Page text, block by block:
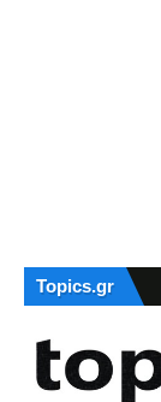
Topics.gr